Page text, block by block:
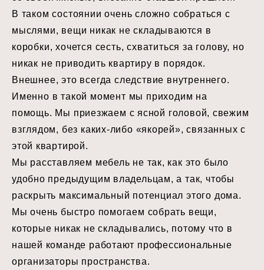
В таком состоянии очень сложно собраться с
мыслями, вещи никак не складываются в
коробки, хочется сесть, схватиться за голову, но
никак не приводить квартиру в порядок.
Внешнее, это всегда следствие внутреннего. ⠀
Именно в такой момент мы приходим на
помощь. Мы приезжаем с ясной головой, свежим
взглядом, без каких-либо «якорей», связанных с
этой квартирой. ⠀
Мы расставляем мебель не так, как это было
удобно предыдущим владельцам, а так, чтобы
раскрыть максимальный потенциал этого дома. ⠀
Мы очень быстро помогаем собрать вещи,
которые никак не складывались, потому что в
нашей команде работают профессиональные
организаторы пространства. ⠀